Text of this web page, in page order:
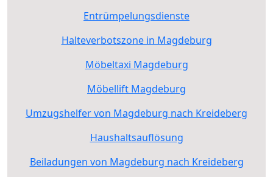
Entrümpelungsdienste
Halteverbotszone in Magdeburg
Möbeltaxi Magdeburg
Möbellift Magdeburg
Umzugshelfer von Magdeburg nach Kreideberg
Haushaltsauflösung
Beiladungen von Magdeburg nach Kreideberg